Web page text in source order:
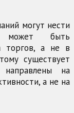
могут нести
может быть
торгов, а не в
существует
на
а не на